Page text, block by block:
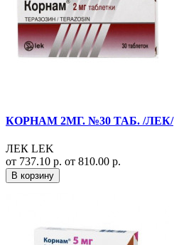
КОРНАМ 2МГ. №30 ТАБ. /ЛЕК/
ЛЕК LEK
от 737.10 р. от 810.00 р.
В корзину